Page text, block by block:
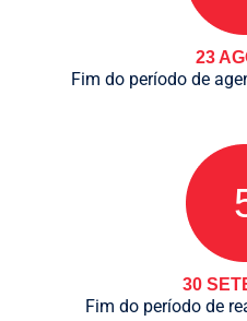
23
Fim do período de
30
Fim do período de